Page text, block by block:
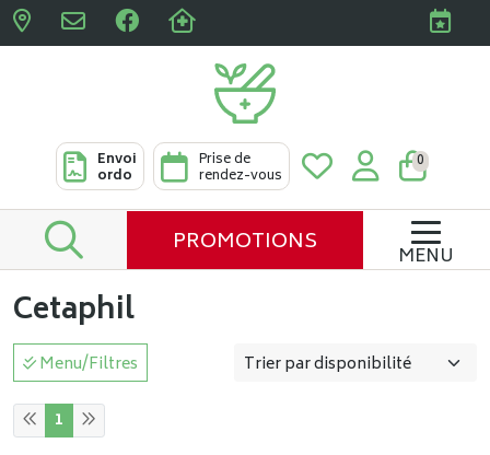
Pharmacies Clabots &
Envoi
ordo
Prise de
rendez-vous
0
PROMOTIONS MENU
Cetaphil
Menu/Filtres
1